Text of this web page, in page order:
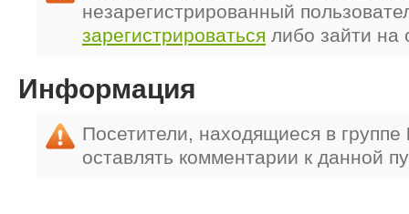
незарегистрированный
зарегистрироваться либо зайти на
Информация
Посетители, находящиеся в группе
оставлять комментарии к данной